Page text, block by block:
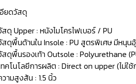
ยดวัสดุ
สดุ Upper : หนังไมโครไฟเบอร์ / PU
สดุพื้นด้านใน Insole : PU สูตรพิเศษ มีหนุน
สดุพื้นรองเท้า Outsole : Polyurethane
ทคโนโลยีการผลิต : Direct on upper (ไม่ใช้
วามสูงส้น : 1.5 นิ้ว